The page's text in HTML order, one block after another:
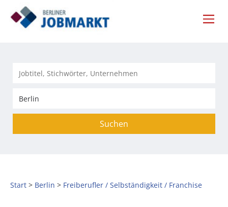
Suchen
Start Berlin Freiberufler / Selbständigkeit / Franchise